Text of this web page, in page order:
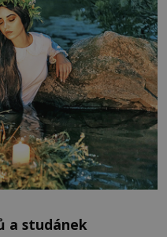
a studánek